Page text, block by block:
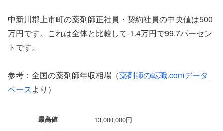
中新川郡上市町の薬剤師正社員・契約社員の中央値は500
万円です。これは全体と比較して-1.4万円で99.7パーセン
トです。
参考：全国の薬剤師年収相場（薬剤師の転職.comデータ
ベースより）
最高値 13,000,000円